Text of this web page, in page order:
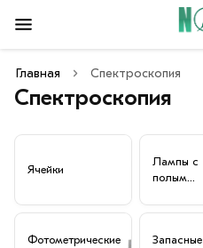
Главная Спектроскопия
Спектроскопия
Ячейки
Лампы с
полым
Фотометрические
Запасные